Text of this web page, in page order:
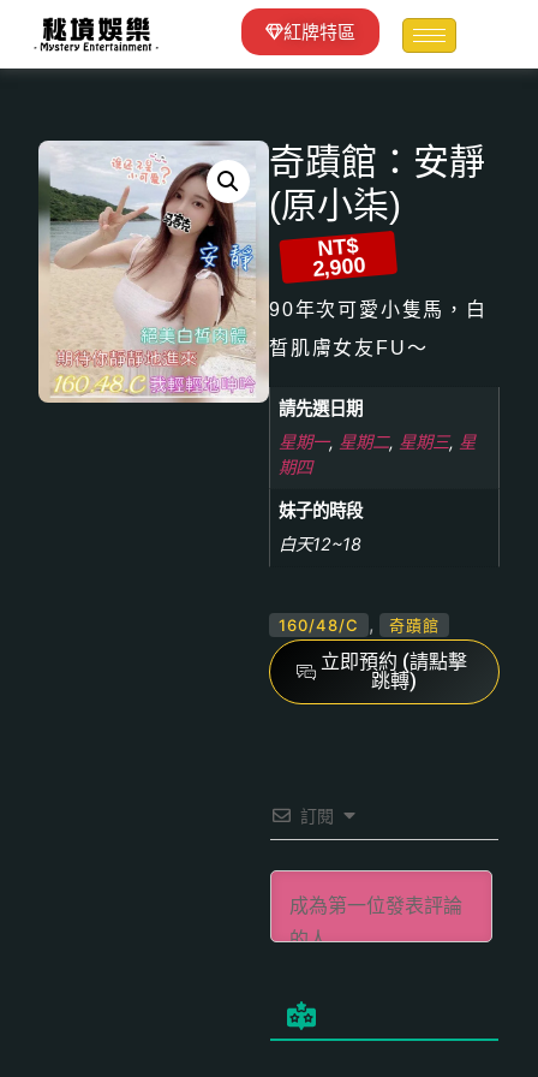
紅牌特區
奇蹟館：安靜
(原小柒)
NT$
2,900
90年次可愛小隻馬，白
晳肌膚女友FU～
請先選日期
星期一, 星期二, 星期三, 星
期四
妹子的時段
白天12~18
160/48/C , 奇蹟館
立即預約 (請點擊
跳轉)
訂閱